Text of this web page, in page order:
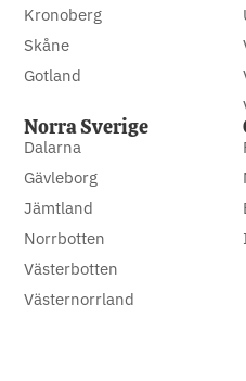
Kronoberg
Skåne
Gotland
Norra Sverige
Dalarna
Gävleborg
Jämtland
Norrbotten
Västerbotten
Västernorrland